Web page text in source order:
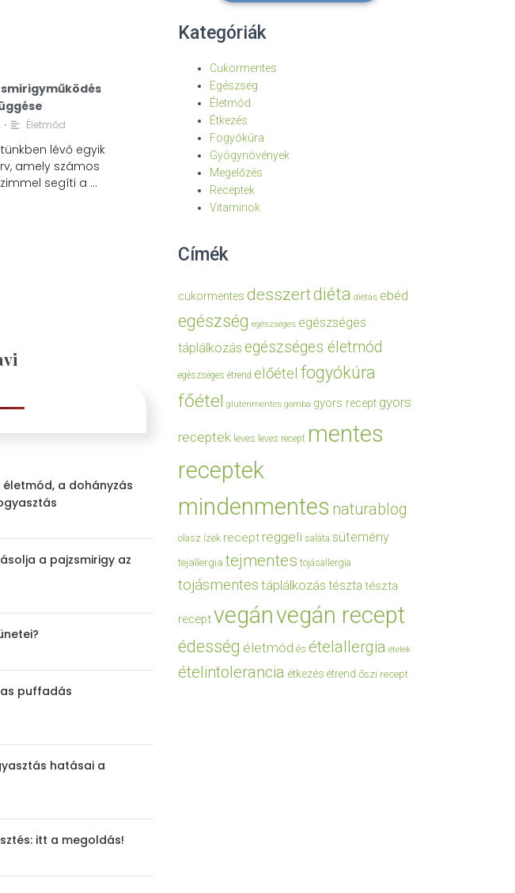
• Életmód
lévő egyik
amely számos
segíti a …
életmód, a dohányzás
a pajzsmirigy az
puffadás
hatásai a
itt a megoldás!
Kategóriák
Cukormentes
Egészség
Életmód
Étkezés
Fogyókúra
Gyógynövények
Megelőzés
Receptek
Vitaminok
Címék
cukormentes desszertdiéta diétás ebéd
egészség egészséges egészséges
táplálkozás egészséges életmód
egészséges étrend előétel fogyókúra
főétel gluténmentes gomba gyors recept gyors
receptek leves leves recept mentes
receptek
mindenmentes naturablog
olasz ízek recept reggeli saláta sütemény
tejallergia tejmentes tojásallergia
tojásmentes táplálkozás tészta tészta
receptvegánvegán recept
édesség életmód és ételallergia ételek
ételintolerancia étkezés étrend őszi recept